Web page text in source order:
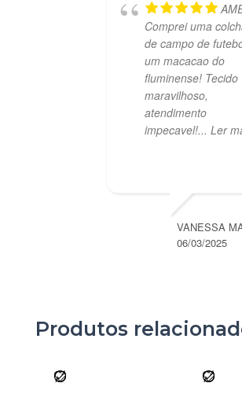
Comprei uma
de campo de
um macacao do
fluminense! Tecido
maravilhoso,
atendimento
impecavel!... Ler
VANESSA
06/03/2025
Produtos